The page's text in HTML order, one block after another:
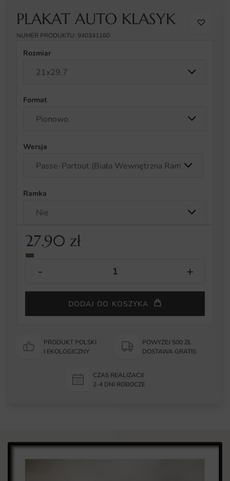
PLAKAT AUTO KLASYK
NUMER PRODUKTU: 940341160
Rozmiar
Format
Wersja
Ramka
27.90 zł
DODAJ DO KOSZYKA
PRODUKT POLSKI
I EKOLOGICZNY
POWYŻEJ 500 ZŁ
DOSTAWA GRATIS
CZAS REALIZACJI
2-4 DNI ROBOCZE